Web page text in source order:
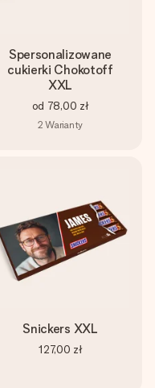
Spersonalizowane
cukierki Chokotoff
XXL
od 78,00 zł
2 Warianty
Snickers XXL
127,00 zł